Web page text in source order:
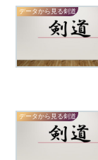
データから見る剣道
データから見る剣道